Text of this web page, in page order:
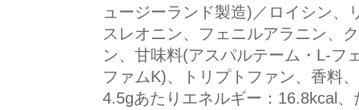
ュージーランド製造)／ロイシン
スレオニン、フェニルアラニン、
ン、甘味料(アスパルテーム・L-フ
ファムK)、トリプトファン、香料
4.5gあたりエネルギー：16.8kcal